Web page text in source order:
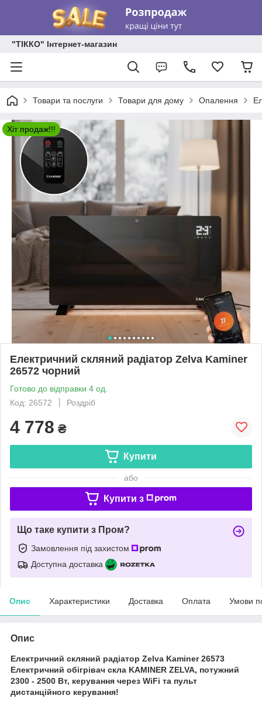
"ТІККО" Інтернет-магазин
Товари та послуги Товари для дому Опалення
Хіт продаж!!!
Електричний скляний радіатор Zelva Kaminer
26572 чорний
Готово до відправки 4 од.
Код: 26572
Роздріб
4 778 ₴
Купити
або
Купити з
Що таке купити з Пром?
Замовлення під захистом
Доступна доставка
Опис Характеристики Доставка Оплата Умови
Опис
Електричний скляний радіатор Zelva Kaminer 26573
Електричний обігрівач скла KAMINER ZELVA, потужний
2300 - 2500 Вт, керування через WiFi та пульт
дистанційного керування!